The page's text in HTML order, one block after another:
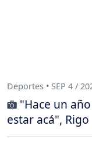
Deportes • SEP 4 /
"Hace un
estar acá", Rigo